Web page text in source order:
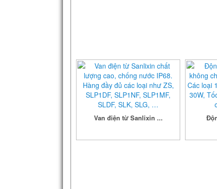
Van điện từ Sanlixin ...